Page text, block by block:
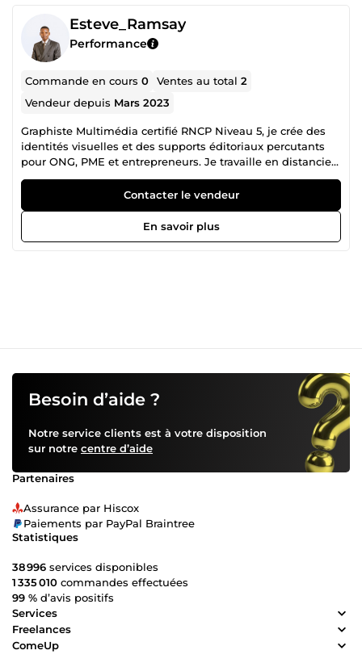
Esteve_Ramsay
Performance
Commande en cours0 Ventes au total2
Vendeur depuis Mars 2023
Graphiste Multimédia certifié RNCP Niveau 5, je crée des
identités visuelles et des supports éditoriaux percutants
pour ONG, PME et entrepreneurs. Je travaille en distanciel
avec des clients francophones partout en Europe et en
Afrique. Livraison soignée, délais respectés, révisions
incluses. Identité de marque · Édition institutionnelle ·
Motion design · Réseaux sociaux
Contacter le vendeur
En savoir plus
Besoin d’aide ?
Notre service clients est à votre disposition
sur notre centre d’aide
Partenaires
Assurance par Hiscox
Paiements par PayPal Braintree
Statistiques
38 996 services disponibles
1 335 010 commandes effectuées
99 % d’avis positifs
Services
Freelances
ComeUp